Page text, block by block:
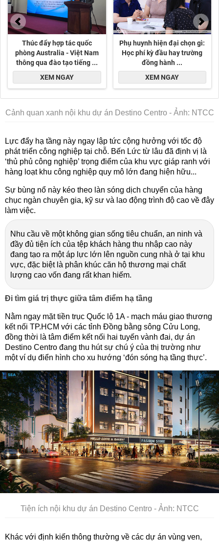
Cảnh quan xanh nội khu dự án Destino Centro - Ảnh: NTCC
Lực đẩy hạ tầng này ngay lập tức cộng hưởng với tốc độ
phát triển công nghiệp tại chỗ. Bến Lức từ lâu đã định vị là
‘thủ phủ công nghiệp’ trọng điểm của khu vực giáp ranh với
hàng loạt khu công nghiệp quy mô lớn đang hiện hữu...
Sự bùng nổ này kéo theo làn sóng dịch chuyển của hàng
chục ngàn chuyên gia, kỹ sư và lao động trình độ cao về đây
làm việc.
Nhu cầu về một không gian sống tiêu chuẩn, an ninh và
đầy đủ tiện ích của tệp khách hàng thu nhập cao này
đang tạo ra một áp lực lớn lên nguồn cung nhà ở tại khu
vực, đặc biệt là phân khúc căn hộ thương mại chất
lượng cao vốn đang rất khan hiếm.
Đi tìm giá trị thực giữa tâm điểm hạ tầng
Nằm ngay mặt tiền trục Quốc lộ 1A - mạch máu giao thương
kết nối TP.HCM với các tỉnh Đồng bằng sông Cửu Long,
đồng thời là tâm điểm kết nối hai tuyến vành đai, dự án
Destino Centro đang thu hút sự chú ý của thị trường như
một ví dụ điển hình cho xu hướng ‘đón sóng hạ tầng thực’.
Tiện ích nội khu dự án Destino Centro - Ảnh: NTCC
Khác với định kiến thông thường về các dự án vùng ven,